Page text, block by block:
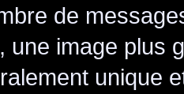
de
une image plus
unique